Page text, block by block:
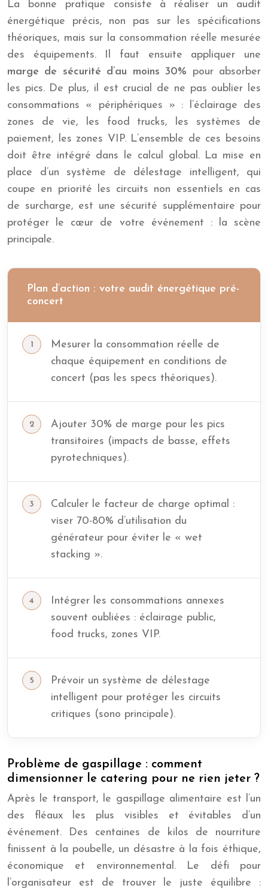
La bonne pratique consiste à réaliser un audit
énergétique précis, non pas sur les spécifications
théoriques, mais sur la consommation réelle mesurée
des équipements. Il faut ensuite appliquer une
marge de sécurité d’au moins 30% pour absorber
les pics. De plus, il est crucial de ne pas oublier les
consommations « périphériques » : l’éclairage des
zones de vie, les food trucks, les systèmes de
paiement, les zones VIP. L’ensemble de ces besoins
doit être intégré dans le calcul global. La mise en
place d’un système de délestage intelligent, qui
coupe en priorité les circuits non essentiels en cas
de surcharge, est une sécurité supplémentaire pour
protéger le cœur de votre événement : la scène
principale.
Plan d’action : votre audit énergétique pré-
concert
Mesurer la consommation réelle de
chaque équipement en conditions de
concert (pas les specs théoriques).
Ajouter 30% de marge pour les pics
transitoires (impacts de basse, effets
pyrotechniques).
Calculer le facteur de charge optimal :
viser 70-80% d’utilisation du
générateur pour éviter le « wet
stacking ».
Intégrer les consommations annexes
souvent oubliées : éclairage public,
food trucks, zones VIP.
Prévoir un système de délestage
intelligent pour protéger les circuits
critiques (sono principale).
Problème de gaspillage : comment
dimensionner le catering pour ne rien jeter ?
Après le transport, le gaspillage alimentaire est l’un
des fléaux les plus visibles et évitables d’un
événement. Des centaines de kilos de nourriture
finissent à la poubelle, un désastre à la fois éthique,
économique et environnemental. Le défi pour
l’organisateur est de trouver le juste équilibre :